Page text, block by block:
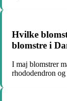
Hvilke
blomstre i
I maj blomstrer
rhododendron